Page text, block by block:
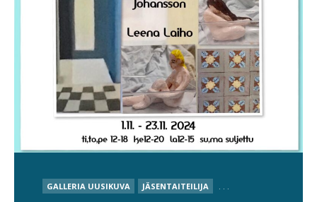
POSTED
IN
GALLERIA UUSIKUVA JÄSENTAITEILIJA